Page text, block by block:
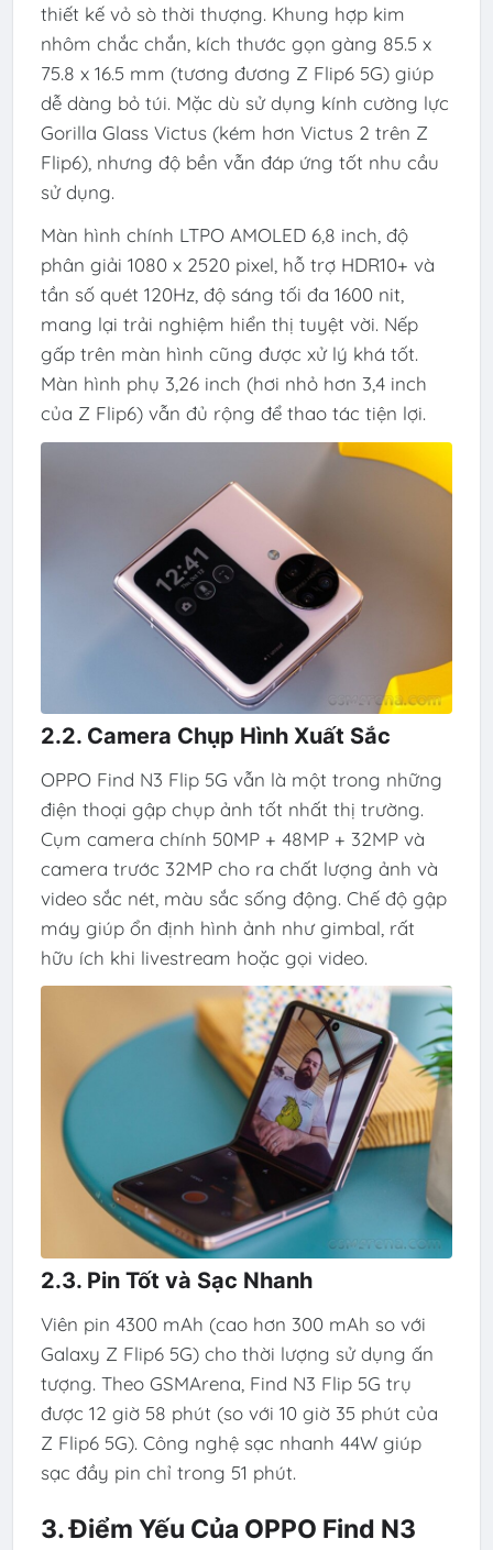
thiết kế vỏ sò thời thượng. Khung hợp kim
nhôm chắc chắn, kích thước gọn gàng 85.5 x
75.8 x 16.5 mm (tương đương Z Flip6 5G) giúp
dễ dàng bỏ túi. Mặc dù sử dụng kính cường lực
Gorilla Glass Victus (kém hơn Victus 2 trên Z
Flip6), nhưng độ bền vẫn đáp ứng tốt nhu cầu
sử dụng.
Màn hình chính LTPO AMOLED 6,8 inch, độ
phân giải 1080 x 2520 pixel, hỗ trợ HDR10+ và
tần số quét 120Hz, độ sáng tối đa 1600 nit,
mang lại trải nghiệm hiển thị tuyệt vời. Nếp
gấp trên màn hình cũng được xử lý khá tốt.
Màn hình phụ 3,26 inch (hơi nhỏ hơn 3,4 inch
của Z Flip6) vẫn đủ rộng để thao tác tiện lợi.
2.2. Camera Chụp Hình Xuất Sắc
OPPO Find N3 Flip 5G vẫn là một trong những
điện thoại gập chụp ảnh tốt nhất thị trường.
Cụm camera chính 50MP + 48MP + 32MP và
camera trước 32MP cho ra chất lượng ảnh và
video sắc nét, màu sắc sống động. Chế độ gập
máy giúp ổn định hình ảnh như gimbal, rất
hữu ích khi livestream hoặc gọi video.
2.3. Pin Tốt và Sạc Nhanh
Viên pin 4300 mAh (cao hơn 300 mAh so với
Galaxy Z Flip6 5G) cho thời lượng sử dụng ấn
tượng. Theo GSMArena, Find N3 Flip 5G trụ
được 12 giờ 58 phút (so với 10 giờ 35 phút của
Z Flip6 5G). Công nghệ sạc nhanh 44W giúp
sạc đầy pin chỉ trong 51 phút.
3. Điểm Yếu Của OPPO Find N3